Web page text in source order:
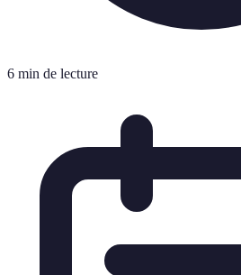
6 min de lecture